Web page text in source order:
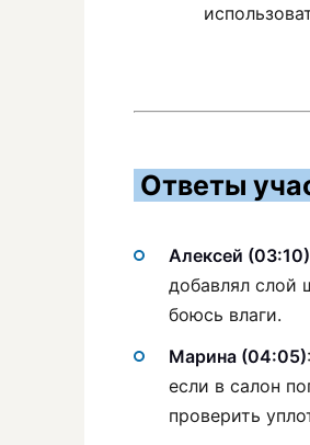
Ответы
Алексей (03:10)
добавлял слой
боюсь влаги.
Марина (04:05)
если в салон
проверить